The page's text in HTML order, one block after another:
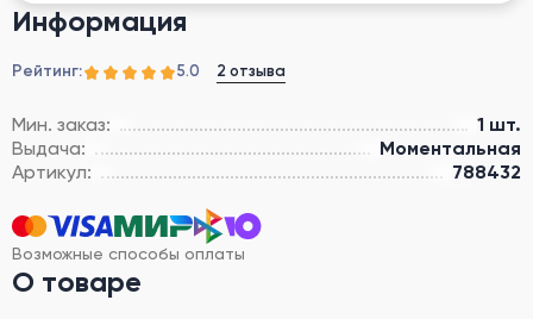
Информация
Рейтинг: 5.0 2 отзыва
Мин. заказ:
1 шт.
Выдача:
Моментальная
Артикул:
788432
Возможные способы оплаты
О товаре